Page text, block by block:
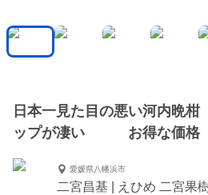
日本一見た目の悪い河内晩
ップが凄い お得な価格
愛媛県八幡浜市
二宮昌基 | えひめ 二宮果